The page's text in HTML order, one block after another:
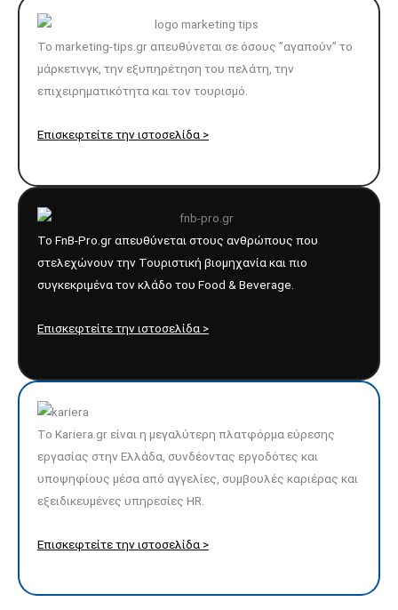
To marketing-tips.gr απευθύνεται σε όσους ”αγαπούν” το
μάρκετινγκ, την εξυπηρέτηση του πελάτη, την
επιχειρηματικότητα και τον τουρισμό.
Επισκεφτείτε την ιστοσελίδα >
Το FnB-Pro.gr απευθύνεται στους ανθρώπους που
στελεχώνουν την Τουριστική βιομηχανία και πιο
συγκεκριμένα τον κλάδο του Food & Beverage.
Επισκεφτείτε την ιστοσελίδα >
Το Kariera.gr είναι η μεγαλύτερη πλατφόρμα εύρεσης
εργασίας στην Ελλάδα, συνδέοντας εργοδότες και
υποψηφίους μέσα από αγγελίες, συμβουλές καριέρας και
εξειδικευμένες υπηρεσίες HR.
Επισκεφτείτε την ιστοσελίδα >